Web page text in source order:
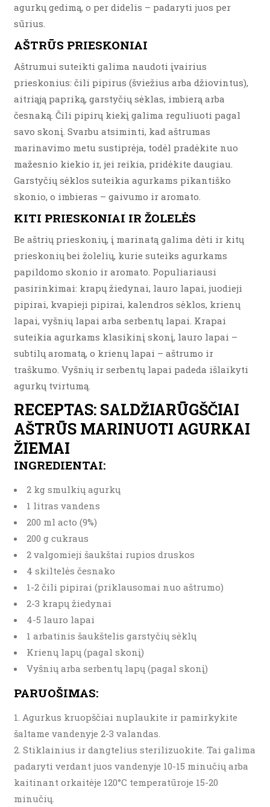
agurkų gedimą, o per didelis – padaryti juos per
sūrius.
AŠTRŪS PRIESKONIAI
Aštrumui suteikti galima naudoti įvairius
prieskonius: čili pipirus (šviežius arba džiovintus),
aitriąją papriką, garstyčių sėklas, imbierą arba
česnaką. Čili pipirų kiekį galima reguliuoti pagal
savo skonį. Svarbu atsiminti, kad aštrumas
marinavimo metu sustiprėja, todėl pradėkite nuo
mažesnio kiekio ir, jei reikia, pridėkite daugiau.
Garstyčių sėklos suteikia agurkams pikantiško
skonio, o imbieras – gaivumo ir aromato.
KITI PRIESKONIAI IR ŽOLELĖS
Be aštrių prieskonių, į marinatą galima dėti ir kitų
prieskonių bei žolelių, kurie suteiks agurkams
papildomo skonio ir aromato. Populiariausi
pasirinkimai: krapų žiedynai, lauro lapai, juodieji
pipirai, kvapieji pipirai, kalendros sėklos, krienų
lapai, vyšnių lapai arba serbentų lapai. Krapai
suteikia agurkams klasikinį skonį, lauro lapai –
subtilų aromatą, o krienų lapai – aštrumo ir
traškumo. Vyšnių ir serbentų lapai padeda išlaikyti
agurkų tvirtumą.
RECEPTAS: SALDŽIARŪGŠČIAI
AŠTRŪS MARINUOTI AGURKAI
ŽIEMAI
INGREDIENTAI:
2 kg smulkių agurkų
1 litras vandens
200 ml acto (9%)
200 g cukraus
2 valgomieji šaukštai rupios druskos
4 skiltelės česnako
1-2 čili pipirai (priklausomai nuo aštrumo)
2-3 krapų žiedynai
4-5 lauro lapai
1 arbatinis šaukštelis garstyčių sėklų
Krienų lapų (pagal skonį)
Vyšnių arba serbentų lapų (pagal skonį)
PARUOŠIMAS:
Agurkus kruopščiai nuplaukite ir pamirkykite
šaltame vandenyje 2-3 valandas.
Stiklainius ir dangtelius sterilizuokite. Tai galima
padaryti verdant juos vandenyje 10-15 minučių arba
kaitinant orkaitėje 120°C temperatūroje 15-20
minučių.